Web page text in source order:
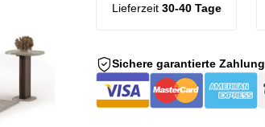
Lieferzeit 30-40 Tage
Sichere garantierte Zahlung